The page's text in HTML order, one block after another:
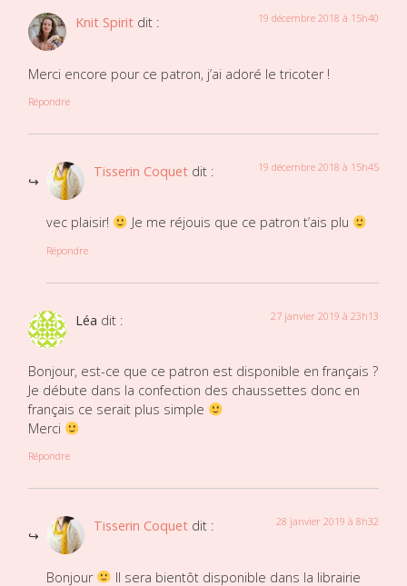
Knit Spirit dit : 19 décembre 2018 à 15h40
Merci encore pour ce patron, j’ai adoré le tricoter !
Répondre
Tisserin Coquet dit : 19 décembre 2018 à 15h45
vec plaisir! Je me réjouis que ce patron t’ais plu
Répondre
Léa dit : 27 janvier 2019 à 23h13
Bonjour, est-ce que ce patron est disponible en français ?
Je débute dans la confection des chaussettes donc en
français ce serait plus simple
Merci
Répondre
Tisserin Coquet dit : 28 janvier 2019 à 8h32
Bonjour
Il sera bientôt disponible dans la librairie